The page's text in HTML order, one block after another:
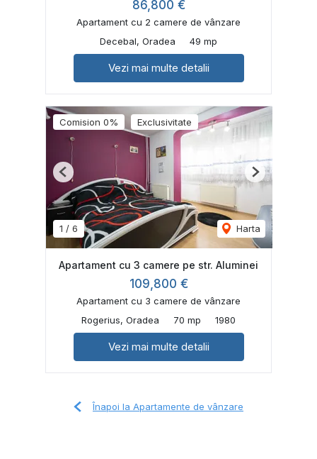
86,800 €
Apartament cu 2 camere de vânzare
Decebal, Oradea
49 mp
Vezi mai multe detalii
Comision 0% Exclusivitate
1 / 6 Harta
Previous Next
Apartament cu 3 camere pe str. Aluminei
109,800 €
Apartament cu 3 camere de vânzare
Rogerius, Oradea
70 mp 1980
Vezi mai multe detalii
Înapoi la Apartamente de vânzare